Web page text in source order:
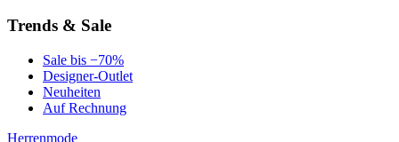
Trends & Sale
Sale bis −70%
Designer-Outlet
Neuheiten
Auf Rechnung
Herrenmode